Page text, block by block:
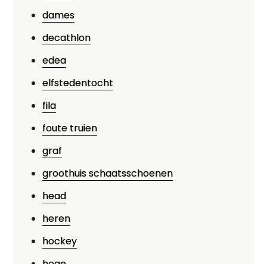
dames
decathlon
edea
elfstedentocht
fila
foute truien
graf
groothuis schaatsschoenen
head
heren
hockey